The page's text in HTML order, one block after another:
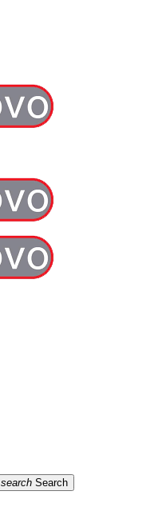
search Search